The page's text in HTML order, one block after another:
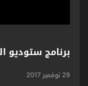
برنامج ستوديو
29 نوفمبر 2017